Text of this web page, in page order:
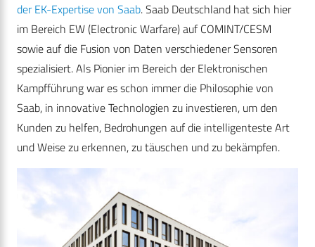
der EK-Expertise von Saab. Saab Deutschland hat sich hier
im Bereich EW (Electronic Warfare) auf COMINT/CESM
sowie auf die Fusion von Daten verschiedener Sensoren
spezialisiert. Als Pionier im Bereich der Elektronischen
Kampfführung war es schon immer die Philosophie von
Saab, in innovative Technologien zu investieren, um den
Kunden zu helfen, Bedrohungen auf die intelligenteste Art
und Weise zu erkennen, zu täuschen und zu bekämpfen.